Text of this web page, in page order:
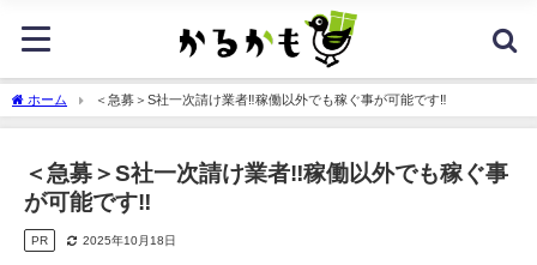
ホーム ＜急募＞S社一次請け業者‼️稼働以外でも稼ぐ事が可能です‼️
＜急募＞S社一次請け業者‼️稼働以外でも稼ぐ事
が可能です‼️
PR 2025年10月18日